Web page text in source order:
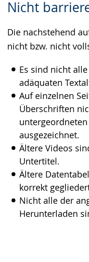
Nicht
Die nachstehend
nicht bzw. nicht
Es sind nicht
adäquaten
Auf einzelnen
Überschriften
ausgezeichnet.
Ältere Videos
Untertitel.
Ältere
korrekt
Nicht alle der
Herunterladen
Leichten
wechseln.
Audio-
Video
Deutscher
Gebärdensprache
wird
angezeigt.